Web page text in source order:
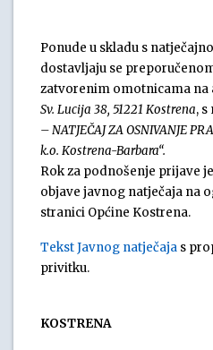
Ponude u skladu s
dostavljaju se
zatvorenim omotnicama na
Sv. Lucija 38, 51221 Kostrena,
– NATJEČAJ ZA OSNIVANJE
k.o. Kostrena-Barbara“.
Rok za podnošenje prijave je
objave javnog natječaja na
stranici Općine Kostrena.
Tekst Javnog natječaja s
privitku.
KOSTRENA